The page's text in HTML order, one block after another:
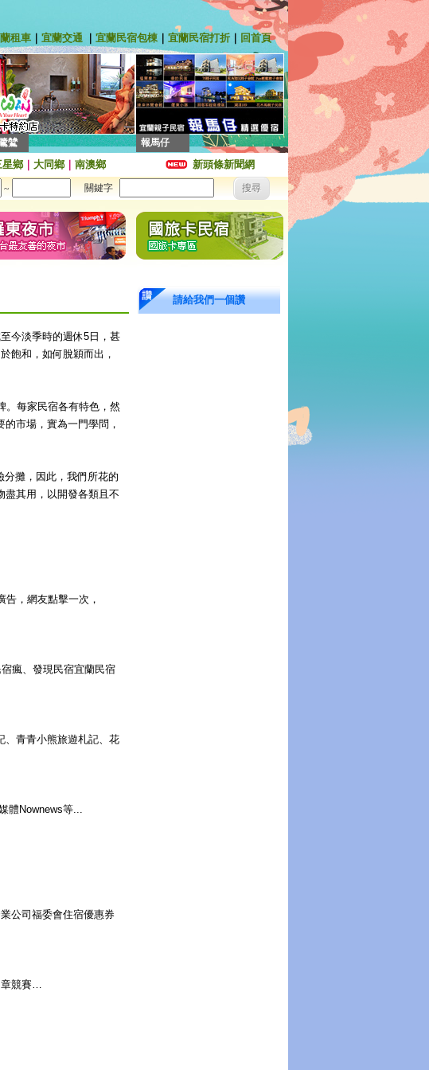
租車 宜蘭交通 宜蘭民宿包棟 宜蘭民宿打折 回首頁
鷥 報馬仔
星鄉｜ 大同鄉｜ 南澳鄉 新頭條新聞網
~ 關鍵字
現折400元，包棟88折，
平假日訂房95折優惠!!
今淡季時的週休5日，甚
飽和，如何脫穎而出，
。每家民宿各有特色，然
市場，實為一門學問，
攤，因此，我們所花的
盡其用，以開發各類且不
，網友點擊一次，
瘋、發現民宿宜蘭民宿
、青青小熊旅遊札記、花
體Nownews等...
公司福委會住宿優惠券
章競賽…
請給我們一個讚